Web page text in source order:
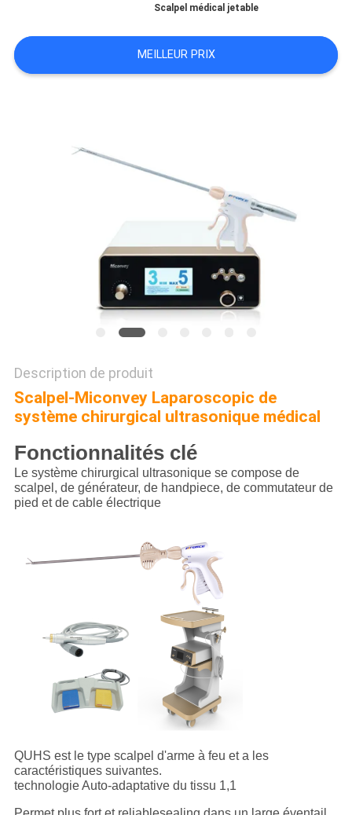
UNE
CITATION
Scalpel médical jetable
MEILLEUR PRIX
Description de produit
Scalpel-Miconvey Laparoscopic de
système chirurgical ultrasonique médical
Fonctionnalités clé
Le système chirurgical ultrasonique se compose de
scalpel, de générateur, de handpiece, de commutateur de
pied etde cable électrique
QUHS est le type scalpel d'arme à feu et a les
caractéristiques suivantes.
technologie Auto-adaptative du tissu 1,1